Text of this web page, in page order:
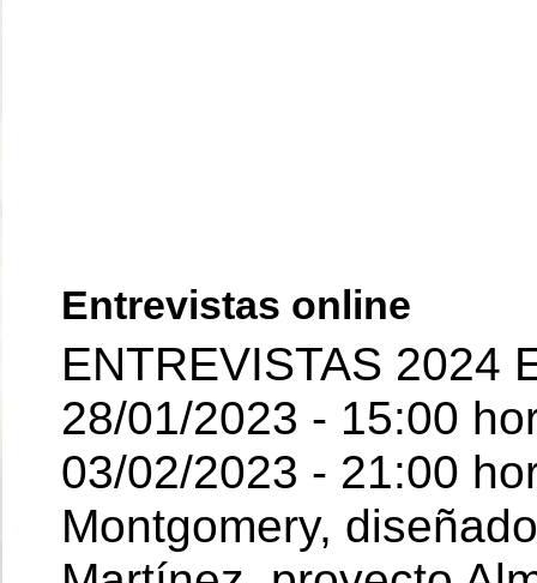
Entrevistas online
ENTREVISTAS 2024
28/01/2023 - 15:00
03/02/2023 - 21:00
Montgomery,